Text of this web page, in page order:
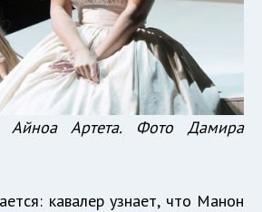
Артета. Фото Дамира
кавалер узнает, что Манон